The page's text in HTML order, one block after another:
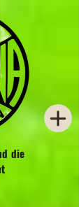
die